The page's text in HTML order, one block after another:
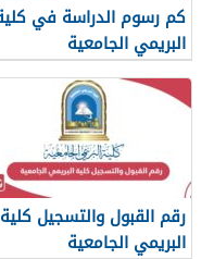
كم رسوم الدراسة في
البريمي الجامعية
رقم القبول والتسجيل كلية
البريمي الجامعية